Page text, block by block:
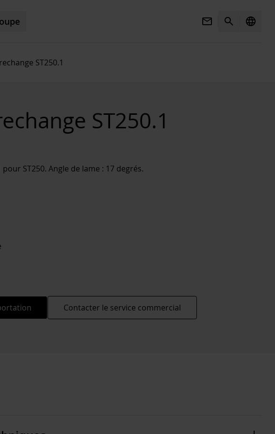
Mail Search language
ST250.1
ST250.1
ST250. Angle de lame : 17 degrés.
Contacter le service commercial